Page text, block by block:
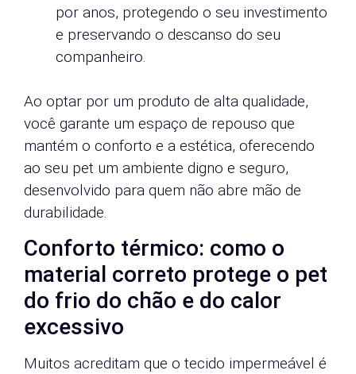
por anos, protegendo o seu investimento
e preservando o descanso do seu
companheiro.
Ao optar por um produto de alta qualidade,
você garante um espaço de repouso que
mantém o conforto e a estética, oferecendo
ao seu pet um ambiente digno e seguro,
desenvolvido para quem não abre mão de
durabilidade.
Conforto térmico: como o
material correto protege o pet
do frio do chão e do calor
excessivo
Muitos acreditam que o tecido impermeável é